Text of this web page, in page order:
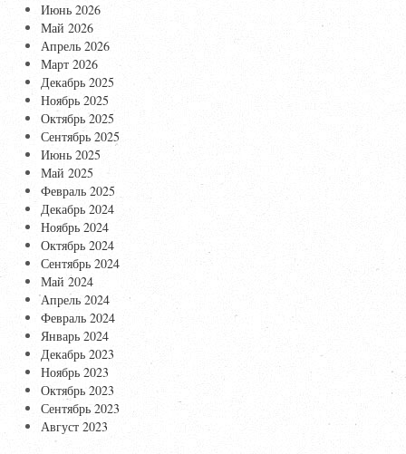
Июнь 2026
Май 2026
Апрель 2026
Март 2026
Декабрь 2025
Ноябрь 2025
Октябрь 2025
Сентябрь 2025
Июнь 2025
Май 2025
Февраль 2025
Декабрь 2024
Ноябрь 2024
Октябрь 2024
Сентябрь 2024
Май 2024
Апрель 2024
Февраль 2024
Январь 2024
Декабрь 2023
Ноябрь 2023
Октябрь 2023
Сентябрь 2023
Август 2023